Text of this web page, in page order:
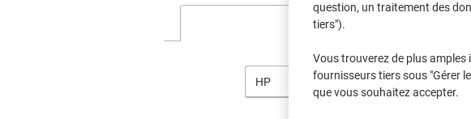
HP
question, un traitement des
tiers").
Vous trouverez de plus
fournisseurs tiers sous "Gérer
que vous souhaitez accepter.